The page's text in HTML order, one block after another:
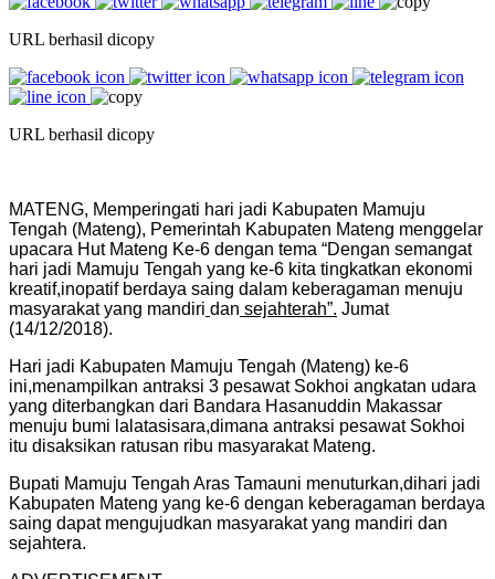
URL berhasil dicopy
URL berhasil dicopy
MATENG, Memperingati hari jadi Kabupaten Mamuju
Tengah (Mateng), Pemerintah Kabupaten Mateng menggelar
upacara Hut Mateng Ke-6 dengan tema “Dengan semangat
hari jadi Mamuju Tengah yang ke-6 kita tingkatkan ekonomi
kreatif,inopatif berdaya saing dalam keberagaman menuju
masyarakat yang mandiri dan sejahterah”. Jumat
(14/12/2018).
Hari jadi Kabupaten Mamuju Tengah (Mateng) ke-6
ini,menampilkan antraksi 3 pesawat Sokhoi angkatan udara
yang diterbangkan dari Bandara Hasanuddin Makassar
menuju bumi lalatasisara,dimana antraksi pesawat Sokhoi
itu disaksikan ratusan ribu masyarakat Mateng.
Bupati Mamuju Tengah Aras Tamauni menuturkan,dihari jadi
Kabupaten Mateng yang ke-6 dengan keberagaman berdaya
saing dapat mengujudkan masyarakat yang mandiri dan
sejahtera.